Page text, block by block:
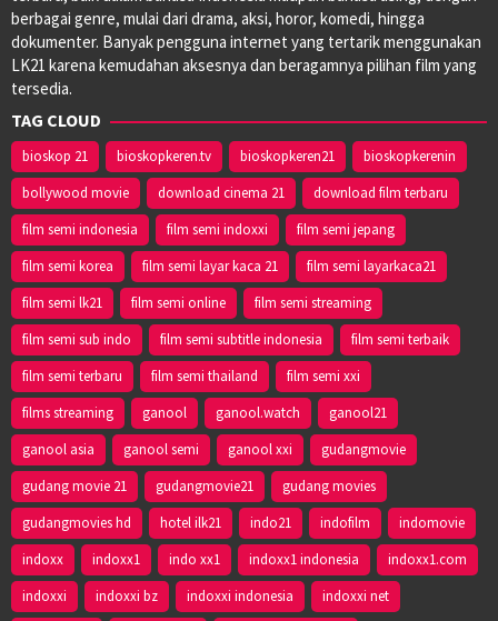
berbagai genre, mulai dari drama, aksi, horor, komedi, hingga
dokumenter. Banyak pengguna internet yang tertarik menggunakan
LK21 karena kemudahan aksesnya dan beragamnya pilihan film yang
tersedia.
TAG CLOUD
bioskop 21 bioskopkeren.tv bioskopkeren21
bioskopkerenin
bollywood movie
download cinema 21
download film terbaru
film semi indonesia
film semi indoxxi
film semi jepang
film semi korea
film semi layar kaca 21
film semi layarkaca21
film semi lk21
film semi online
film semi streaming
film semi sub indo
film semi subtitle indonesia
film semi terbaik
film semi terbaru
film semi thailand
film semi xxi
films streaming
ganool ganool.watch
ganool21
ganool asia
ganool semi ganool xxi
gudangmovie
gudang movie 21
gudangmovie21
gudang movies
gudangmovies hd
hotel ilk21 indo21 indofilm
indomovie
indoxx
indoxx1 indo xx1 indoxx1 indonesia
indoxx1.com
indoxxi
indoxxi bz indoxxi indonesia
indoxxi net